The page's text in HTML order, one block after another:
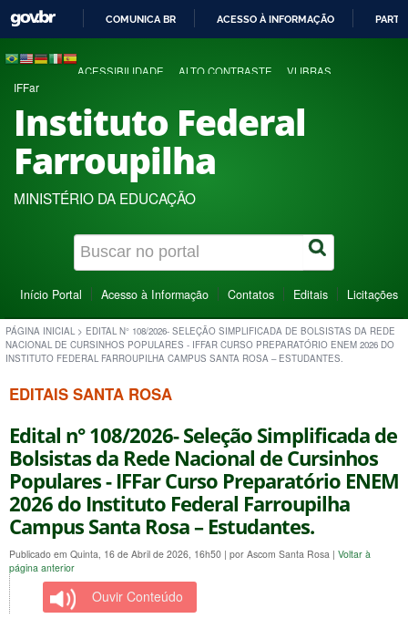
COMUNICA BR ACESSO À INFORMAÇÃO
ACESSIBILIDADE ALTO CONTRASTE VLIBRAS
IFFar
Instituto Federal
Farroupilha
MINISTÉRIO DA EDUCAÇÃO
Início Portal Acesso à Informação Contatos Editais Licitações
PÁGINA INICIAL > EDITAL N° 108/2026- SELEÇÃO SIMPLIFICADA DE BOLSISTAS DA REDE
NACIONAL DE CURSINHOS POPULARES - IFFAR CURSO PREPARATÓRIO ENEM 2026 DO
INSTITUTO FEDERAL FARROUPILHA CAMPUS SANTA ROSA – ESTUDANTES.
EDITAIS SANTA ROSA
Edital n° 108/2026- Seleção Simplificada de
Bolsistas da Rede Nacional de Cursinhos
Populares - IFFar Curso Preparatório ENEM
2026 do Instituto Federal Farroupilha
Campus Santa Rosa – Estudantes.
Publicado em Quinta, 16 de Abril de 2026, 16h50 | por Ascom Santa Rosa | Voltar à
página anterior
Ouvir Conteúdo